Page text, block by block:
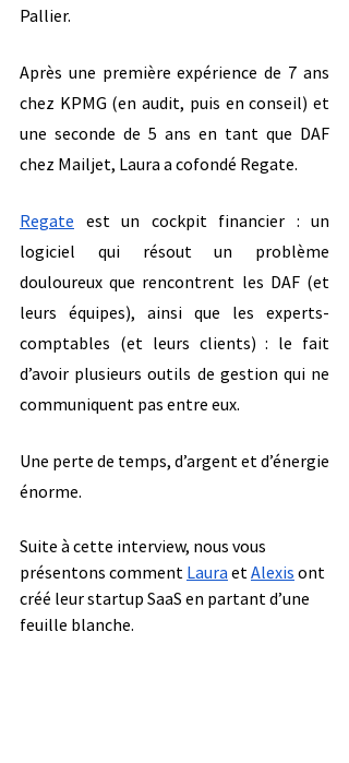
Pallier.
Après une première expérience de 7 ans
chez KPMG (en audit, puis en conseil) et
une seconde de 5 ans en tant que DAF
chez Mailjet, Laura a cofondé Regate.
Regate est un cockpit financier : un
logiciel qui résout un problème
douloureux que rencontrent les DAF (et
leurs équipes), ainsi que les experts-
comptables (et leurs clients) : le fait
d’avoir plusieurs outils de gestion qui ne
communiquent pas entre eux.
Une perte de temps, d’argent et d’énergie
énorme.
Suite à cette interview, nous vous
présentons comment Laura et Alexis ont
créé leur startup SaaS en partant d’une
feuille blanche.